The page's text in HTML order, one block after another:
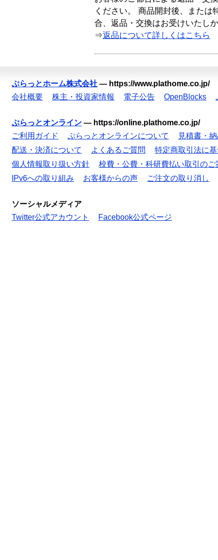
ください。 商品開封後、または
合、返品・交換はお受けいたし
⇒返品について詳しくはこちら
ぷらっとホーム株式会社 — https://www.plathome.co.jp/
会社概要
株主・投資家情報 電子公告 OpenBlocks
ぷらっとオンライン — https://online.plathome.co.jp/
ご利用ガイド
ぷらっとオンラインについて
見積書・
配送・決済について
よくあるご質問
特定商取引法に
個人情報取り扱い方針
校費・公費・科研費払い取引のご
IPv6への取り組み
お客様からの声 ご注文の取り消し
ソーシャルメディア
Twitter公式アカウント
Facebook公式ページ